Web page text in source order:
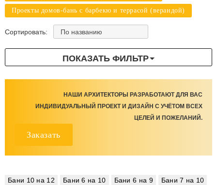
Проекты домов-бань с барбекю и террасой (верандой)
Сортировать: По названию
ПОКАЗАТЬ ФИЛЬТР
НАШИ АРХИТЕКТОРЫ РАЗРАБОТАЮТ ДЛЯ ВАС
ИНДИВИДУАЛЬНЫЙ ПРОЕКТ И ДИЗАЙН С УЧЁТОМ ВСЕХ
ЦЕЛЕЙ И ПОЖЕЛАНИЙ.
Заказать
Бани 10 на 12 Бани 6 на 10 Бани 6 на 9
Бани 7 на 10